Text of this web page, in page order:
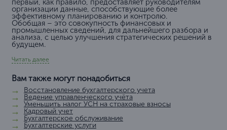
первый, как правило, предоставляет руководителям
организации данные, способствующие более
эффективному планированию и контролю.
Обобщая – это совокупность финансовых и
промышленных сведений, для дальнейшего разбора и
анализа, с целью улучшения стратегических решений в
будущем.
Читать далее
Вам также могут понадобиться
Восстановление бухгалтерского учета
Ведение управленческого учёта
Уменьшить налог УСН на страховые взносы
Кадровый учет
Бухгалтерское обслуживание
Бухгалтерские услуги